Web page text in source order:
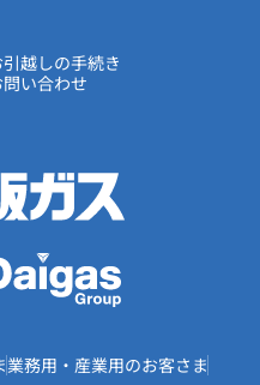
引越しの手続き
問い合わせ
業務用・産業用のお客さま